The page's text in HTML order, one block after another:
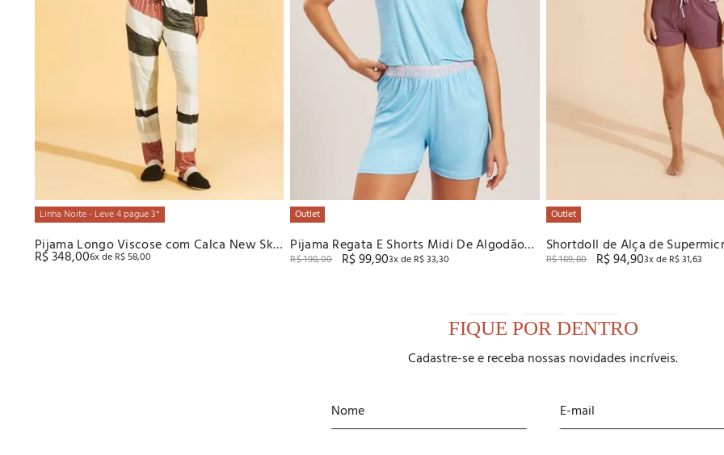
Linha Noite - Leve 4 pague 3*
Pijama Longo Viscose com Calca New Skin
Recco
R$348,006x de R$58,00
Outlet
Pijama Regata E Shorts Midi De Algodão
Com Elastano Baunlha
R$198,00 R$99,903x de R$33,30
Outlet
Shortdoll de Alça de
Curto de Microdry
R$189,80 R$94,903x de R$31,63
FIQUE POR DENTRO
Cadastre-se e receba nossas novidades incríveis.